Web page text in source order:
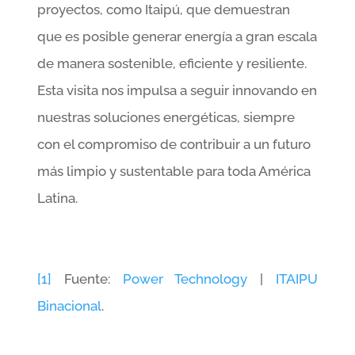
proyectos, como Itaipú, que demuestran
que es posible generar energía a gran escala
de manera sostenible, eficiente y resiliente.
Esta visita nos impulsa a seguir innovando en
nuestras soluciones energéticas, siempre
con el compromiso de contribuir a un futuro
más limpio y sustentable para toda América
Latina.
[1] Fuente: Power Technology | ITAIPU
Binacional.